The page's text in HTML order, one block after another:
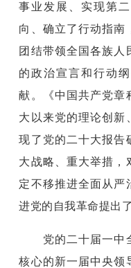
事业发展、实现第
向、确立了行动指南
团结带领全国各族人
的政治宣言和行动
献。《中国共产党章
大以来党的理论创新
现了党的二十大报告
大战略、重大举措，
定不移推进全面从严
进党的自我革命提出
党的二十届一中全
核心的新一届中央领